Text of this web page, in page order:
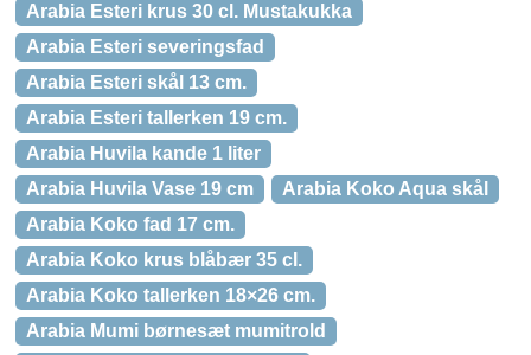
Arabia Esteri krus 30 cl. Mustakukka
Arabia Esteri severingsfad
Arabia Esteri skål 13 cm.
Arabia Esteri tallerken 19 cm.
Arabia Huvila kande 1 liter
Arabia Huvila Vase 19 cm
Arabia Koko Aqua skål
Arabia Koko fad 17 cm.
Arabia Koko krus blåbær 35 cl.
Arabia Koko tallerken 18×26 cm.
Arabia Mumi børnesæt mumitrold